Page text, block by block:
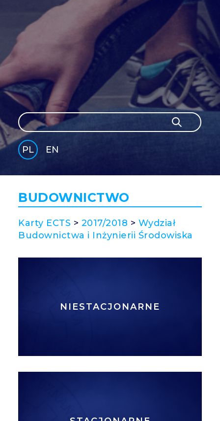
Szukaj
Szukaj
PL
EN
SH
BUDOWNICTWO
Karty ECTS > 2017/2018 > Wydział
Budownictwa i Inżynierii Środowiska
NIESTACJONARNE